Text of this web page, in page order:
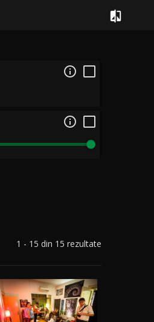



1 - 15 din 15 rezultate